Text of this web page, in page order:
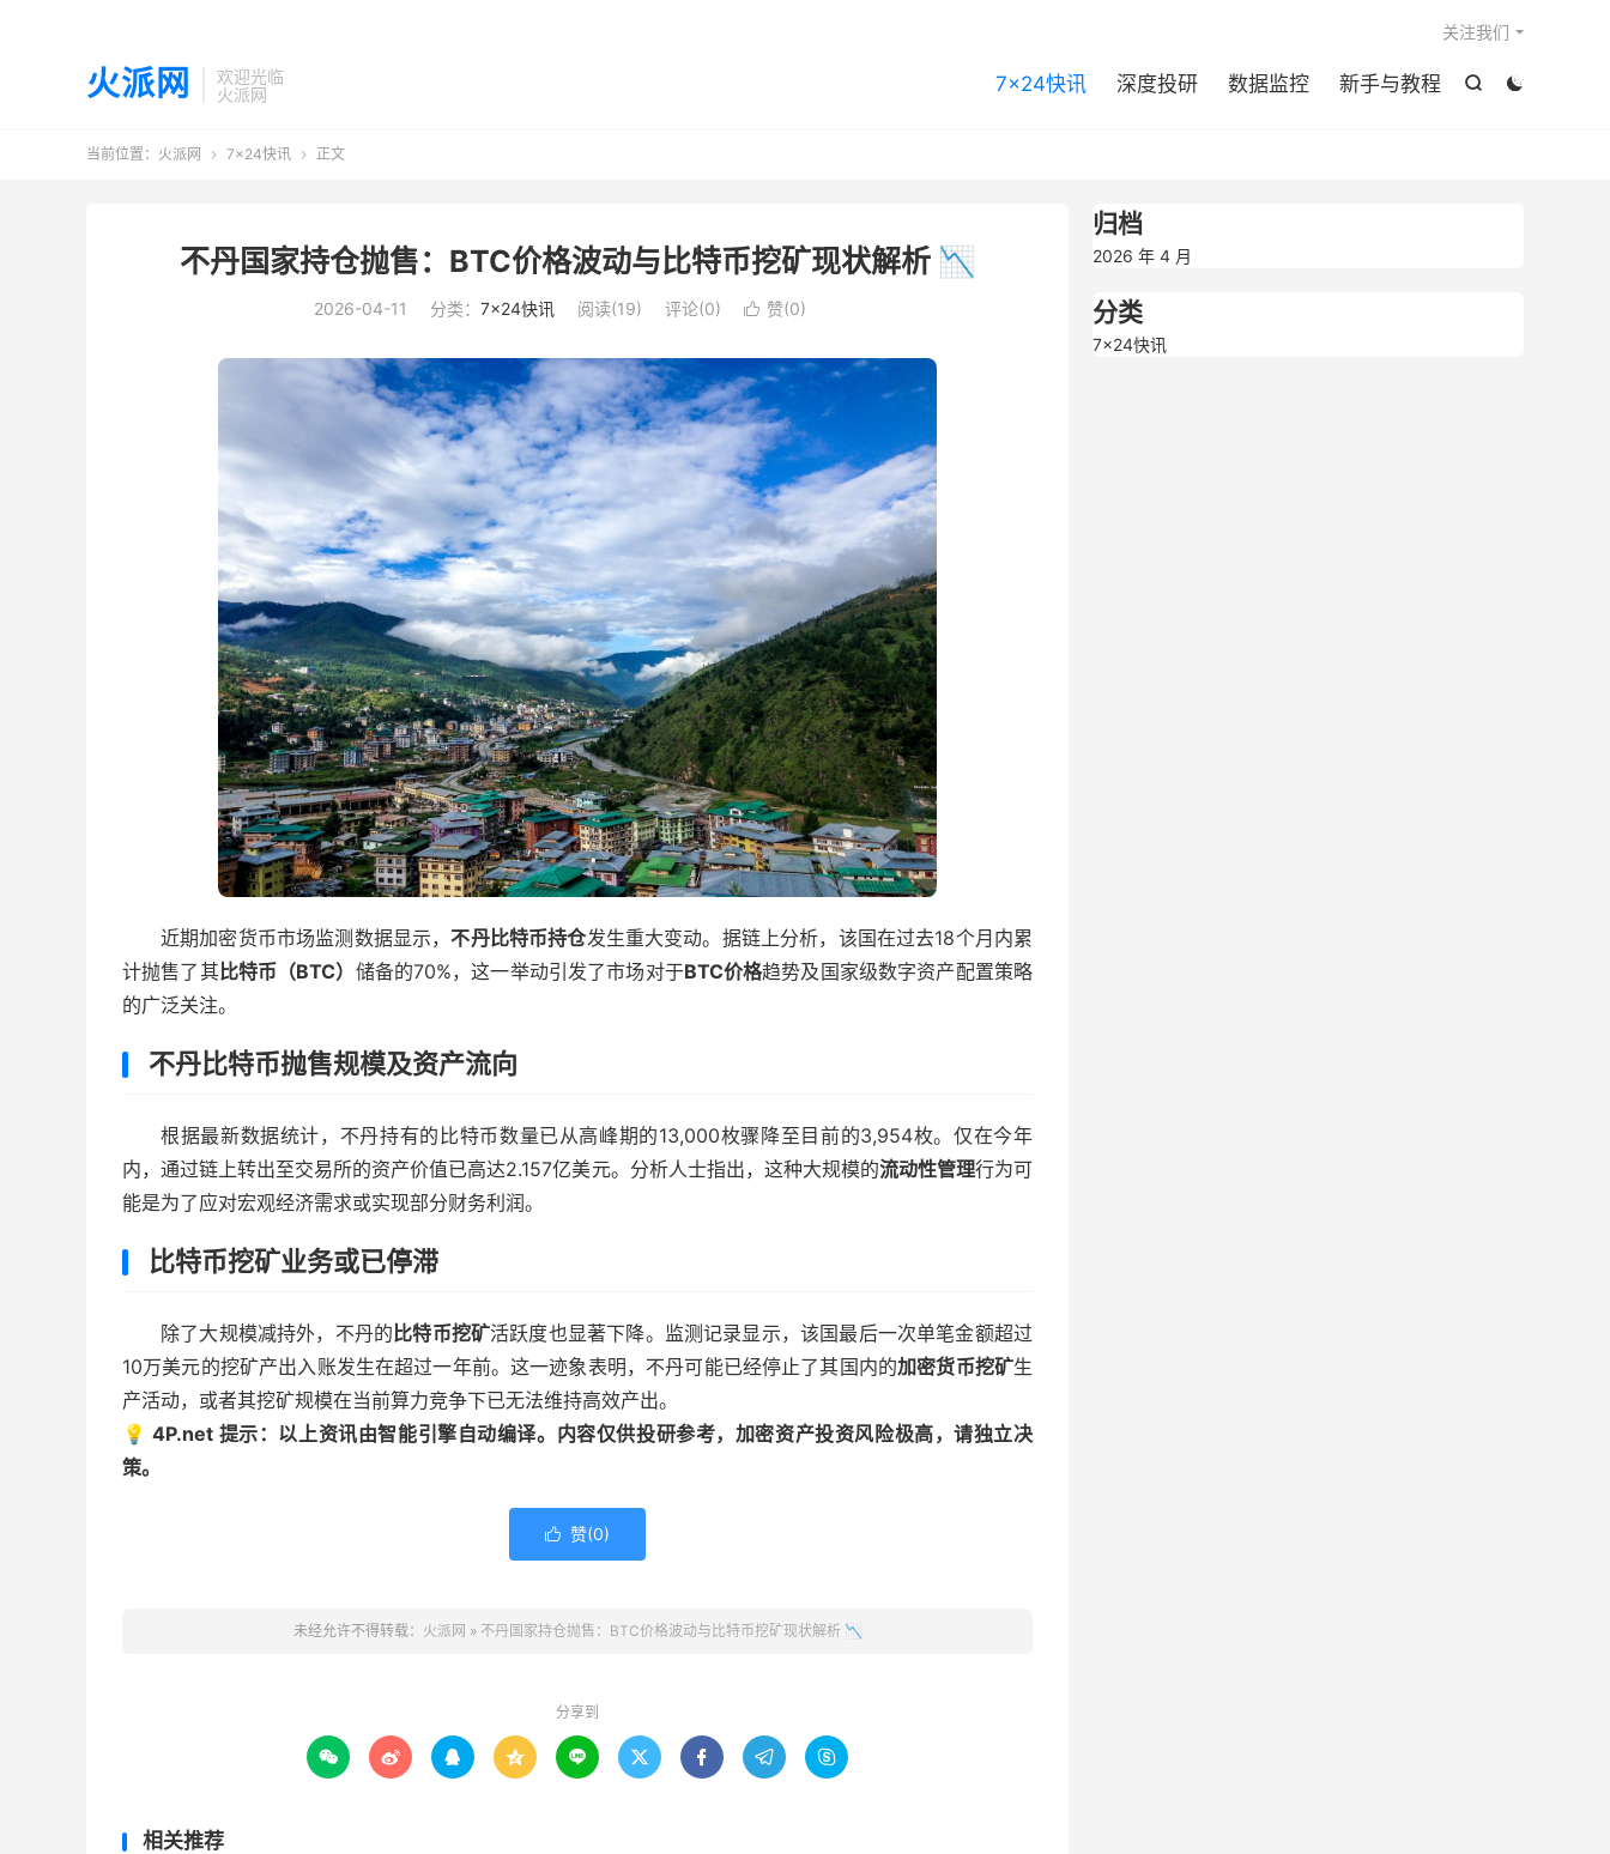
火派网
欢迎光临
火派网


7×24快讯 深度投研 数据监控 新手与教程
关注我们
当前位置： 火派网  7×24快讯  正文
不丹国家持仓抛售：BTC价格波动与比特币挖矿现状解析 📉
2026-04-11 分类： 7×24快讯 阅读(19) 评论(0)  赞(0)
近期加密货币市场监测数据显示，不丹比特币持仓发生重大变动。据链上分析，该国在过去18个月内累
计抛售了其比特币（BTC） 储备的70%，这一举动引发了市场对于BTC价格趋势及国家级数字资产配置策略
的广泛关注。
不丹比特币抛售规模及资产流向
根据最新数据统计，不丹持有的比特币数量已从高峰期的13,000枚骤降至目前的3,954枚。仅在今年
内，通过链上转出至交易所的资产价值已高达2.157亿美元。分析人士指出，这种大规模的流动性管理行为可
能是为了应对宏观经济需求或实现部分财务利润。
比特币挖矿业务或已停滞
除了大规模减持外，不丹的比特币挖矿活跃度也显著下降。监测记录显示，该国最后一次单笔金额超过
10万美元的挖矿产出入账发生在超过一年前。这一迹象表明，不丹可能已经停止了其国内的加密货币挖矿生
产活动，或者其挖矿规模在当前算力竞争下已无法维持高效产出。
💡 4P.net 提示：以上资讯由智能引擎自动编译。内容仅供投研参考，加密资产投资风险极高，请独立决
策。
 赞(0)
未经允许不得转载： 火派网 » 不丹国家持仓抛售：BTC价格波动与比特币挖矿现状解析 📉
分享到
        
相关推荐
归档
2026 年 4 月
分类
7×24快讯